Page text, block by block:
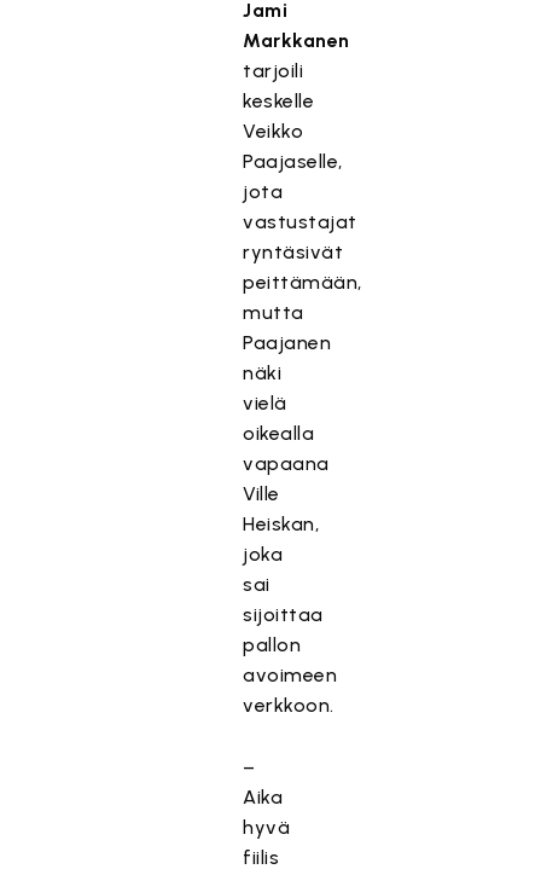
Jami
Markkanen
tarjoili
keskelle
Veikko
Paajaselle,
jota
vastustajat
ryntäsivät
peittämään,
mutta
Paajanen
näki
vielä
oikealla
vapaana
Ville
Heiskan,
joka
sai
sijoittaa
pallon
avoimeen
verkkoon.
–
Aika
hyvä
fiilis